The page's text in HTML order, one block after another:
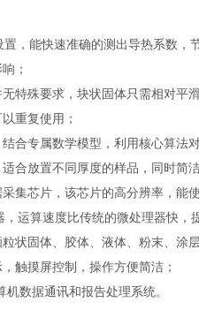
，能快速准确的测出导热系数，
；
特殊要求，块状固体只需相对平
重复使用；
合专属数学模型，利用核心算法
合放置不同厚度的样品，同时简洁
集芯片，该芯片的高分辨率，能
运算速度比传统的微处理器快，
状固体、胶体、液体、粉末、涂
触摸屏控制，操作方便简洁；
数据通讯和报告处理系统。